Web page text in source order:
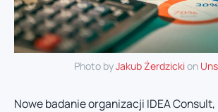
Photo byJakub Żerdzickion
Nowe badanie organizacji IDEA